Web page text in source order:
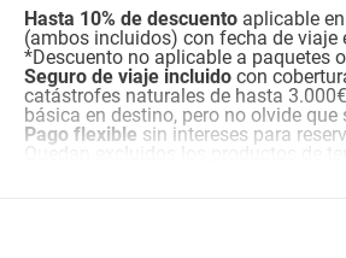
Hasta 10% de descuento aplicable
(ambos incluidos) con fecha de viaje
*Descuento no aplicable a paquetes
Seguro de viaje incluido con
catástrofes naturales de hasta
básica en destino, pero no olvide
Pago flexible sin intereses para
Quedan excluidos los productos de